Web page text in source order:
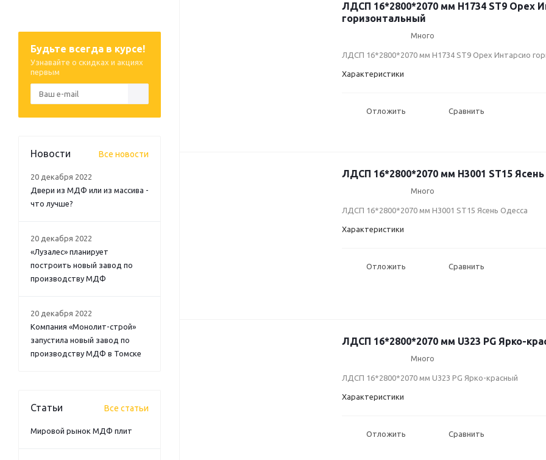
ЛДСП 16*2800*2070 мм H1734 ST9 Орех
горизонтальный
Много
ЛДСП 16*2800*2070 мм H1734 ST9 Орех Интарсио
Характеристики
Отложить Сравнить
ЛДСП 16*2800*2070 мм H3001 ST15
Много
ЛДСП 16*2800*2070 мм H3001 ST15 Ясень Одесса
Характеристики
Отложить Сравнить
ЛДСП 16*2800*2070 мм U323 PG Ярко-
Много
ЛДСП 16*2800*2070 мм U323 PG Ярко-красный
Характеристики
Отложить Сравнить
Будьте всегда в курсе!
Узнавайте о скидках и акциях
первым
Новости Все новости
20 декабря 2022
Двери из МДФ или из массива -
что лучше?
20 декабря 2022
«Лузалес» планирует
построить новый завод по
производству МДФ
20 декабря 2022
Компания «Монолит-строй»
запустила новый завод по
производству МДФ в Томске
Статьи Все статьи
Мировой рынок МДФ плит